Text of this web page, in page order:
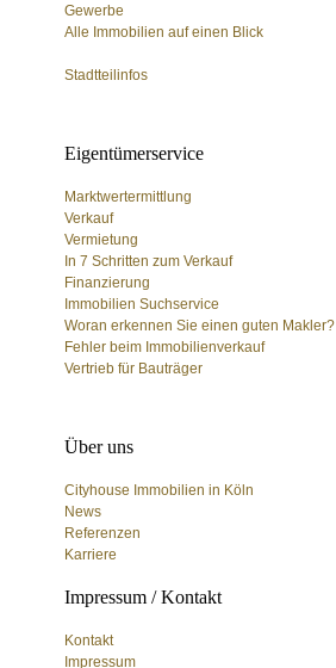
Gewerbe
Alle Immobilien auf einen Blick
Stadtteilinfos
Eigentümerservice
Marktwertermittlung
Verkauf
Vermietung
In 7 Schritten zum Verkauf
Finanzierung
Immobilien Suchservice
Woran erkennen Sie einen guten Makler?
Fehler beim Immobilienverkauf
Vertrieb für Bauträger
Über uns
Cityhouse Immobilien in Köln
News
Referenzen
Karriere
Impressum / Kontakt
Kontakt
Impressum